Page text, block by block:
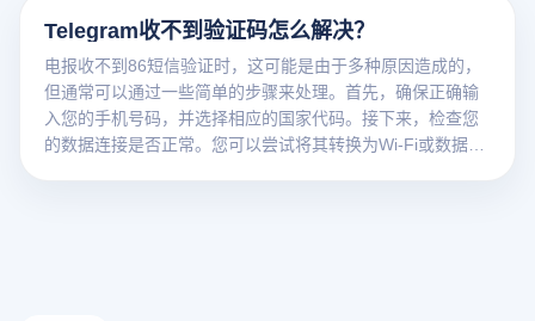
Telegram收不到验证码怎么解决？
电报收不到86短信验证时，这可能是由于多种原因造成的，
但通常可以通过一些简单的步骤来处理。首先，确保正确输
入您的手机号码，并选择相应的国家代码。接下来，检查您
的数据连接是否正常。您可以尝试将其转换为Wi-Fi或数据网